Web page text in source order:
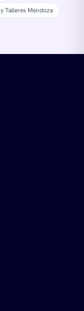
Talleres Mendoza